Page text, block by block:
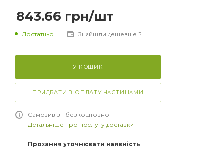
843.66 грн/шт
Достатньо Знайшли дешевше ?
У КОШИК
ПРИДБАТИ В ОПЛАТУ ЧАСТИНАМИ
Самовивіз - безкоштовно
Детальніше про послугу доставки
Прохання уточнювати наявність